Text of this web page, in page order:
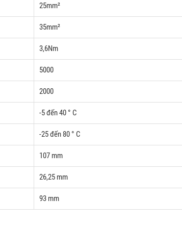
25mm²
35mm²
3,6Nm
5000
2000
-5 đến 40 ° C
-25 đến 80 ° C
107 mm
26,25 mm
93 mm